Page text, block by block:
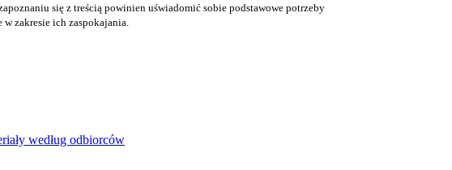
się z treścią powinien uświadomić sobie podstawowe potrzeby
zakresie ich zaspokajania.
według odbiorców